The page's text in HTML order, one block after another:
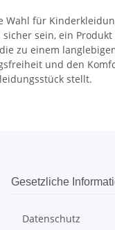
Wahl für
sein, ein
zu einem
und den
stellt.
Gesetzliche
Datenschutz